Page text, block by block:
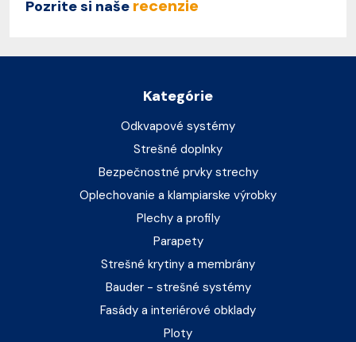
Pozrite si naše recenzie
Kategórie
Odkvapové systémy
Strešné doplnky
Bezpečnostné prvky strechy
Oplechovanie a klampiarske výrobky
Plechy a profily
Parapety
Strešné krytiny a membrány
Bauder - strešné systémy
Fasády a interiérové obklady
Ploty